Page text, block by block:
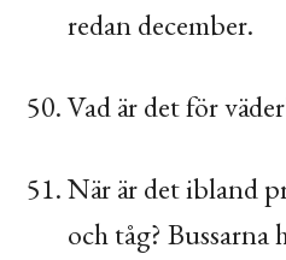
redan december.
Vad är det för
När är det ibland
och tåg? Bussarna